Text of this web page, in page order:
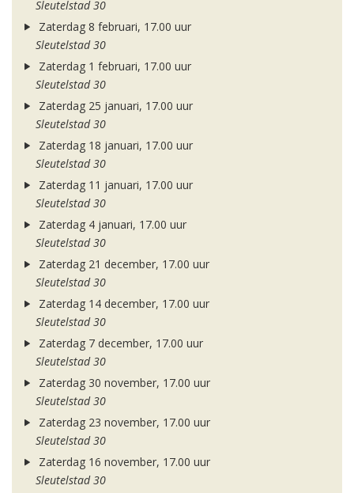
Sleutelstad 30
Zaterdag 8 februari, 17.00 uur
Sleutelstad 30
Zaterdag 1 februari, 17.00 uur
Sleutelstad 30
Zaterdag 25 januari, 17.00 uur
Sleutelstad 30
Zaterdag 18 januari, 17.00 uur
Sleutelstad 30
Zaterdag 11 januari, 17.00 uur
Sleutelstad 30
Zaterdag 4 januari, 17.00 uur
Sleutelstad 30
Zaterdag 21 december, 17.00 uur
Sleutelstad 30
Zaterdag 14 december, 17.00 uur
Sleutelstad 30
Zaterdag 7 december, 17.00 uur
Sleutelstad 30
Zaterdag 30 november, 17.00 uur
Sleutelstad 30
Zaterdag 23 november, 17.00 uur
Sleutelstad 30
Zaterdag 16 november, 17.00 uur
Sleutelstad 30